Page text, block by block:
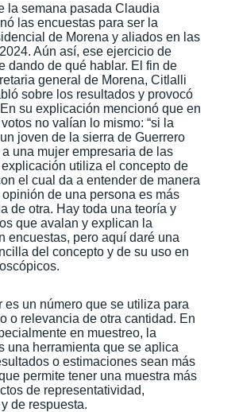
la semana pasada Claudia
las encuestas para ser la
de Morena y aliados en las
Aún así, ese ejercicio de
dando de qué hablar. El fin de
general de Morena, Citlalli
sobre los resultados y provocó
su explicación mencionó que en
no valían lo mismo: “si la
joven de la sierra de Guerrero
una mujer empresaria de las
explicación utiliza el concepto de
el cual da a entender de manera
de una persona es más
de otra. Hay toda una teoría y
que avalan y explican la
encuestas, pero aquí daré una
del concepto y de su uso en
es un número que se utiliza para
o relevancia de otra cantidad. En
en muestreo, la
una herramienta que se aplica
o estimaciones sean más
permite tener una muestra más
de representatividad,
de respuesta.